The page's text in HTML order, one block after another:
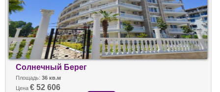
Солнечный Берег
Площадь: 36 кв.м
Цена € 52 606